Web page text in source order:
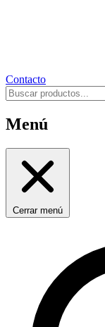
Contacto
Menú
Cerrar menú